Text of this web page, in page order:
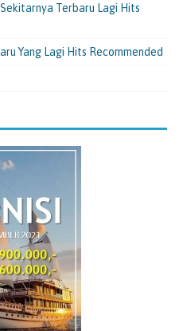
Terbaru Lagi Hits
Yang Lagi Hits Recommended